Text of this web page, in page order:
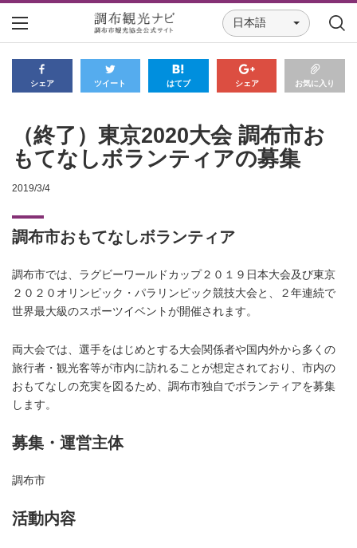
日本語
シェア ツイート はてブ シェア お気に入り
（終了）東京2020大会 調布市お
もてなしボランティアの募集
2019/3/4
調布市おもてなしボランティア
調布市では、ラグビーワールドカップ２０１９日本大会及び東京
２０２０オリンピック・パラリンピック競技大会と、２年連続で
世界最大級のスポーツイベントが開催されます。
両大会では、選手をはじめとする大会関係者や国内外から多くの
旅行者・観光客等が市内に訪れることが想定されており、市内の
おもてなしの充実を図るため、調布市独自でボランティアを募集
します。
募集・運営主体
調布市
活動内容